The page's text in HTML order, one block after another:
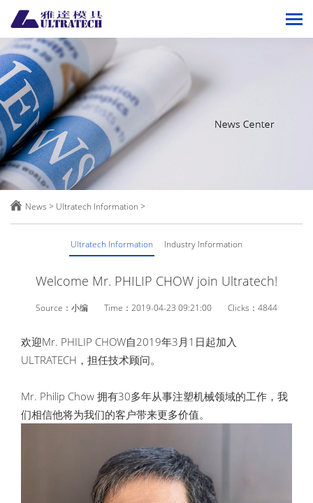
 News > Ultratech Information >
Ultratech Information Industry Information
Welcome Mr. PHILIP CHOW join Ultratech!
Source：小编 Time：2019-04-23 09:21:00 Clicks：4844
欢迎Mr. PHILIP CHOW自2019年3月1日起加入
ULTRATECH，担任技术顾问。
Mr. Philip Chow 拥有30多年从事注塑机械领域的工作，我
们相信他将为我们的客户带来更多价值。